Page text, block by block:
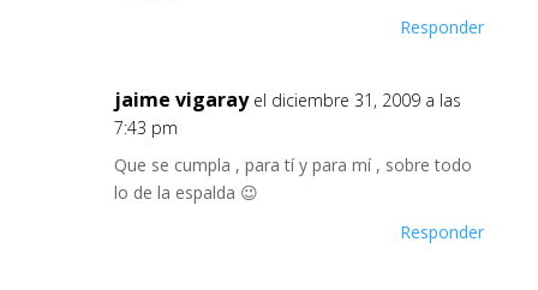
Responder
jaime vigaray el diciembre 31, 2009 a las
7:43 pm
Que se cumpla , para tí y para mí , sobre todo
lo de la espalda 😉
Responder